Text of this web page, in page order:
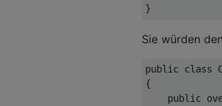
Sie würden
public class
{
public